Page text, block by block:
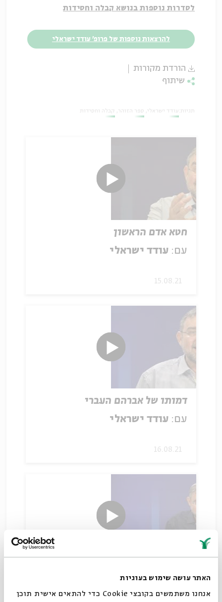
האתר עושה שימוש בעוגיות
אנחנו משתמשים בקובצי Cookie כדי להתאים אישית תוכן
לסדרות נוספות בנושא קבלה וחסידות
להרצאות נוספות של פרופ' עודד ישראלי
הורדת מקורות
שיתוף
תגיות:עודד ישראלי ספר הזוהר קבלה וחסידות
חטא אדם הראשון
עם: עודד ישראלי
15.08.21
דמותו של אברהם העברי
עם: עודד ישראלי
16.08.21